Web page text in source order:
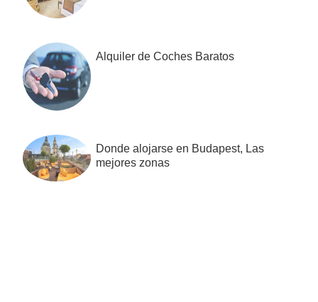
Alquiler de Coches Baratos
Donde alojarse en Budapest, Las
mejores zonas